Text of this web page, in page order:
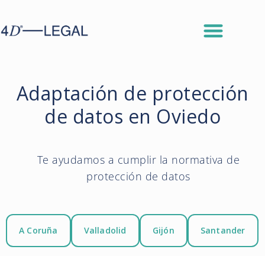
Adaptación de protección
de datos en Oviedo
Te ayudamos a cumplir la normativa de
protección de datos
A Coruña Valladolid Gijón Santander